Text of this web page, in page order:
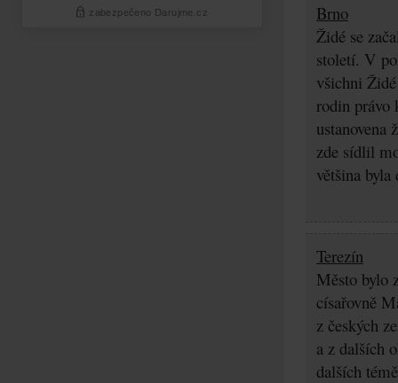
Brno
Židé se
století. V
všichni
rodin právo
ustanovena
zde sídlil
většina
Terezín
Město bylo
císařovně
z českých
a z dalších
dalších